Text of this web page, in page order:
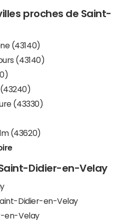
proches de Saint-
(43140)
(43140)
(43330)
(43620)
Didier-en-Velay
Didier-en-Velay
en-Velay